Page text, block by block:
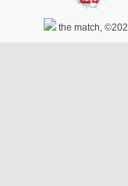
the match,